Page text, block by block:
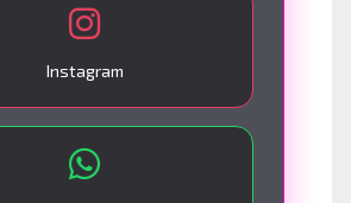
Instagram